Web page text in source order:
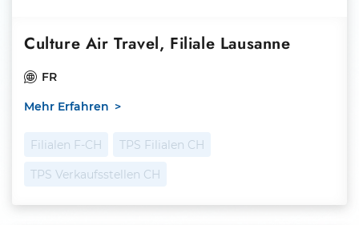
Culture Air Travel, Filiale Lausanne
FR
Mehr Erfahren
Filialen F-CH TPS Filialen CH
TPS Verkaufsstellen CH